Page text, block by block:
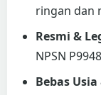
ringan dan
Resmi &
NPSN
Bebas